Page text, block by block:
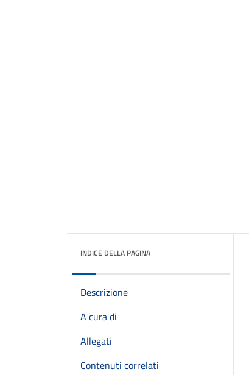
INDICE DELLA PAGINA
Descrizione
A cura di
Allegati
Contenuti correlati